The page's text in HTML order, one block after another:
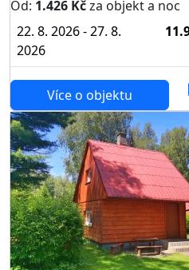
Od: 1.426 Kčza objekt a noc
22. 8. 2026 - 27. 8.
2026
Více o objektu